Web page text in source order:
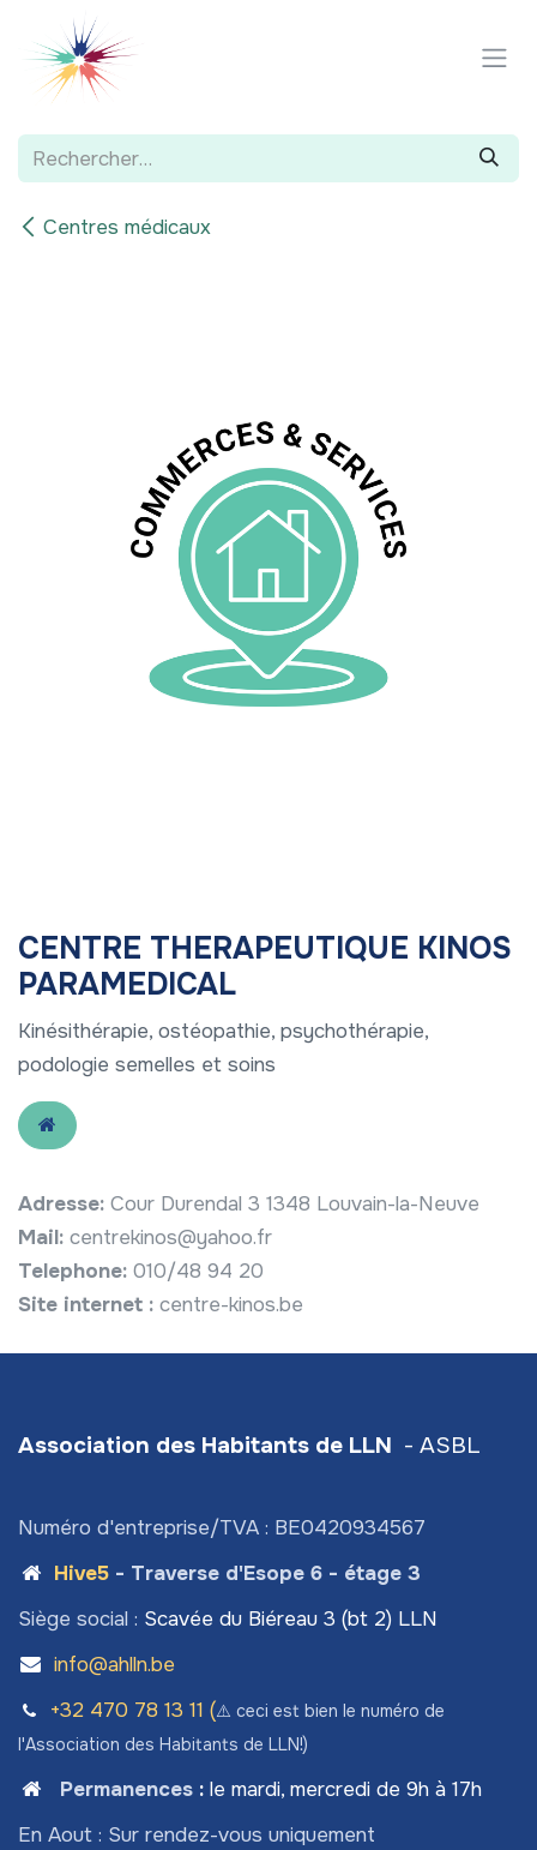
Centres médicaux
CENTRE THERAPEUTIQUE KINOS
PARAMEDICAL
Kinésithérapie, ostéopathie, psychothérapie,
podologie semelles et soins
Adresse: Cour Durendal 3 1348 Louvain-la-Neuve
Mail: centrekinos@yahoo.fr
Telephone: 010/48 94 20
Site internet : centre-kinos.be
Association des Habitants de LLN - ASBL
Numéro d'entreprise/TVA : BE0420934567
Hive5- Traverse d'Esope 6 - étage 3
Siège social : Scavée du Biéreau 3 (bt 2) LLN
info@ahlln.be
+32 470 78​ 13 11 (⚠️ ceci est bien le numéro de
l'Association des Habitants de LLN!)
Permanences: le mardi, mercredi de 9h à 17h
En Aout : Sur rendez-vous uniquement